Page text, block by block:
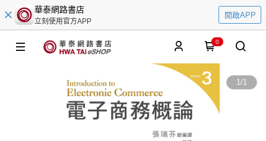
華泰網路書店
立刻使用官方APP
開啟APP
0
1/1